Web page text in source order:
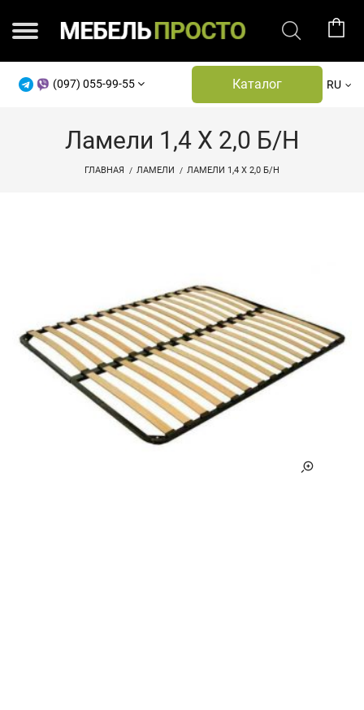
(097) 055-99-55 Каталог RU
Ламели 1,4 Х 2,0 Б/н
ГЛАВНАЯ ЛАМЕЛИ ЛАМЕЛИ 1,4 Х 2,0 Б/Н